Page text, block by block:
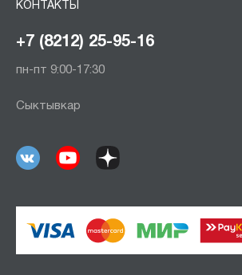
КОНТАКТЫ
+7 (8212) 25-95-16
пн-пт 9:00-17:30
Сыктывкар